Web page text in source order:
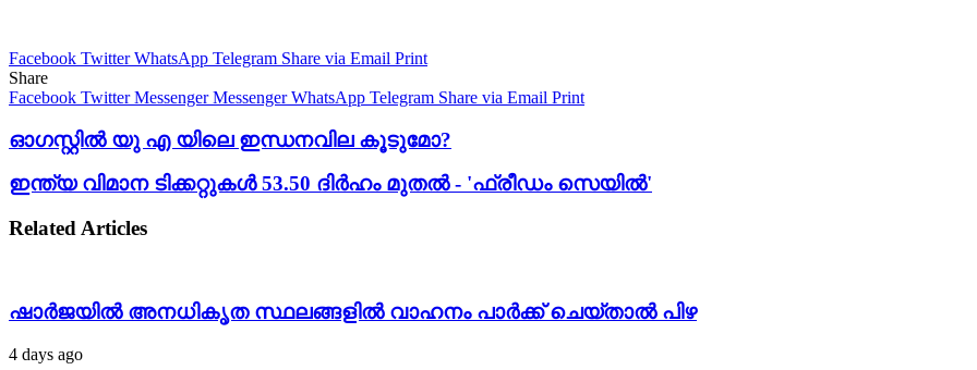
Facebook Twitter WhatsApp Telegram Share via Email Print
Share
Facebook Twitter Messenger Messenger WhatsApp Telegram Share via Email Print
ഓഗസ്റ്റിൽ യു എ യിലെ ഇന്ധനവില കൂടുമോ?
ഇന്ത്യ വിമാന ടിക്കറ്റുകൾ 53.50 ദിർഹം മുതൽ - 'ഫ്രീഡം സെയിൽ'
Related Articles
ഷാർജയിൽ അനധികൃത സ്ഥലങ്ങളിൽ വാഹനം പാർക്ക് ചെയ്താൽ പിഴ
4 days ago